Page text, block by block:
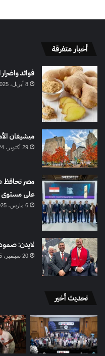
أخبار متفرقة
فوائد
8 أبريل، 2025
ميشيغان
29 أكتوبر، 2024
مصر تحافظ
على مستوى
6 مارس، 2025
لايدن: صمود
20 سبتمبر، 2025
تحديث أخير